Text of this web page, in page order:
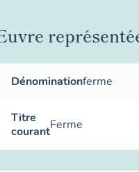
Dénominationferme
Titre
courantFerme